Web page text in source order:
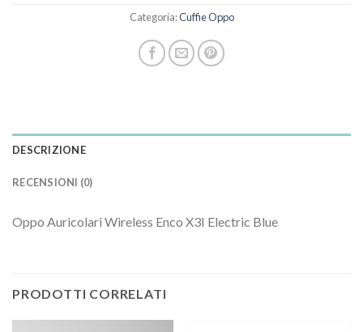
Categoria:Cuffie Oppo
DESCRIZIONE
RECENSIONI (0)
Oppo Auricolari Wireless Enco X3I Electric Blue
PRODOTTI CORRELATI